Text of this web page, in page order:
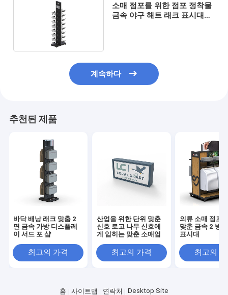
소매 점포를 위한 점포 정착물
금속 야구 해트 래크 표시대에
계속하다
추천된 제품
바닥 배낭 래크 맞춤 2
면 금속 가방 디스플레
이 서드 포 샵
최고의 가격
산업을 위한 단위 맞춘
신호 로고 나무 신호에
게 입히는 맞춘 소매업
최고의 가격
의류 소매 점포
맞춘 금속 2 방
표시대
최고의
홈 사이트맵 연락처 Desktop Site